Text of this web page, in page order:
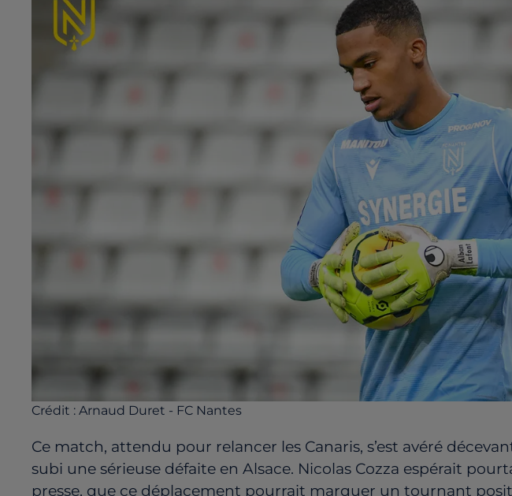
Crédit : Arnaud Duret - FC Nantes
Ce match, attendu pour relancer les Canaris, s’est avéré
subi une sérieuse défaite en Alsace. Nicolas Cozza espérait
presse, que ce déplacement pourrait marquer un tournant